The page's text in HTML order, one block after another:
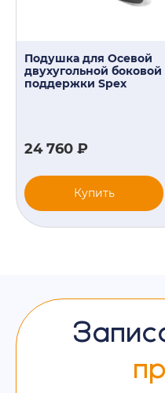
Подушка для Осевой
двухугольной боковой
поддержки Spex
24 760 ₽
Купить